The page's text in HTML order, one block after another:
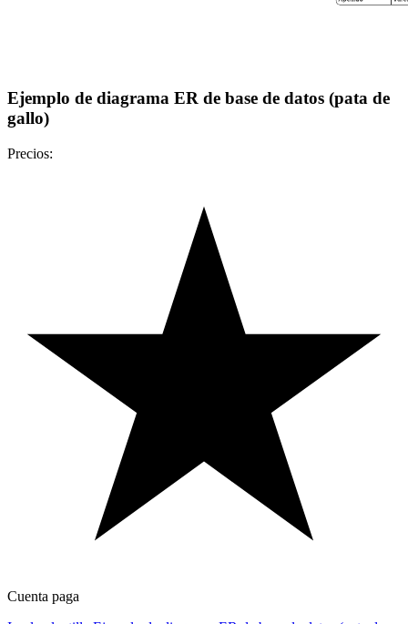
Ejemplo de diagrama ER de base de datos (pata de
gallo)
Precios:
Cuenta paga